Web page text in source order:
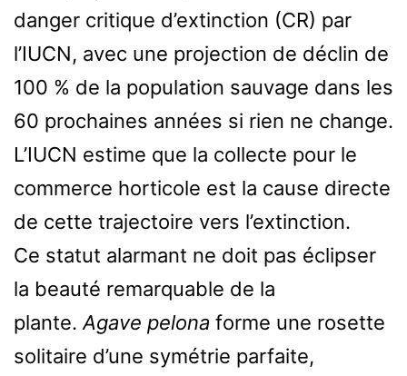
danger critique d’extinction (CR) par
l’IUCN, avec une projection de déclin de
100 % de la population sauvage dans les
60 prochaines années si rien ne change.
L’IUCN estime que la collecte pour le
commerce horticole est la cause directe
de cette trajectoire vers l’extinction.
Ce statut alarmant ne doit pas éclipser
la beauté remarquable de la
plante. Agave pelona forme une rosette
solitaire d’une symétrie parfaite,